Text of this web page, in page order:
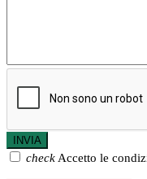
check Accetto le